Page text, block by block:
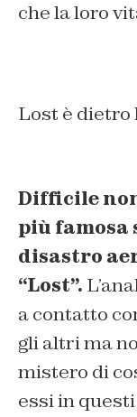
che la loro
Lost è dietro
Difficile
più famosa
disastro
“Lost”.
a contatto
gli altri ma
mistero di
essi in